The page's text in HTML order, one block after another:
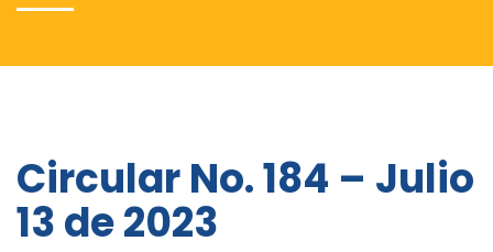
Circular No. 184 – Julio
13 de 2023